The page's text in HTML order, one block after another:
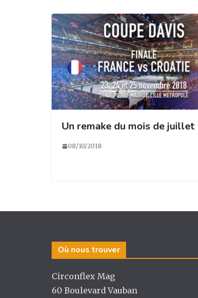
k
Un remake du mois de juillet
08/10/2018
Où nous trouver
Circonflex Mag
60 Boulevard Vauban